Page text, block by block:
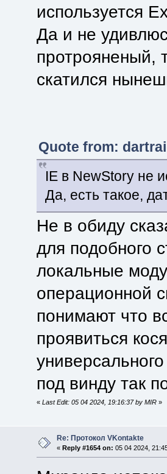
используется
Да и не
протрояненый,
скатился
Quote from:
IE в NewStory не
Да, есть такое,
Не в обиду
для подобного
локальные
операционной
понимают что
проявиться
под винду так
«Last Edit: 05 04 2024, 19:16:37 by MIR »
Re: Протокол VKontakte
« Reply #1654 on: 05 04 2024,